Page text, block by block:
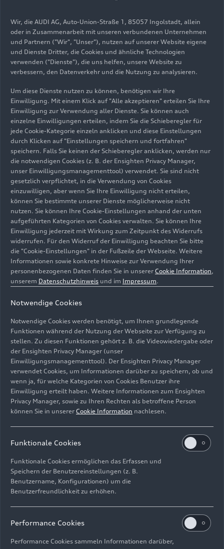
diesem Jahr zusammen mit dem Beitrag des
Unternehmens 280.000 Euro an 22 Institutionen
der Region. Die offizielle Spendenfeier fand am
17. Dezember im Audi Forum statt. 120 sozial
benachteiligte Kinder erhalten durch die
Weihnachtsgeschenk.
Mit 280.000 Euro unterstützt die Audi
Belegschaft Neckarsulm gemeinsam mit dem
Unternehmen mit ihrer jährlichen
Weihnachtsspende karitative Einrichtungen aus
der Region. Sie helfen damit sozial
benachteiligten Kinder, behinderten, älteren oder
armutsbetroffenen Menschen und Familien in
besonderen Situationen. Die Weihnachtsspende
wird in diesem Jahr am Standort Neckarsulm zum
48. Mal ausgeschüttet. Die Spende ergibt sich aus
Einzelspenden der Beschäftigten der AUDI AG,
der Audi BKK sowie einem zusätzlichen Beitrag
des Unternehmens.
Spendenübergabe im Audi
Forum
Am 17. Dezember übergab der stellvertretende
Betriebsratsvorsitzende Alexander Reinhart und
der Audi Personalvorstand Xavier Ros die Spende
an zehn ausgewählte karitative Einrichtungen der
Region. Alexander Reinhart lobte deren
Engagement: „Wir, der Betriebsrat und die
Belegschaft, bedanken uns für Ihre wertvolle
Arbeit für die Menschen in der Region. Diese ist
nicht selbstverständlich, aber so viel wert. Unsere
Spendenaktion aus voller Überzeugung.“
„Gesellschaftliches Engagement ist für uns bei
verantwortungsbewussten und nachhaltigen
Wirtschaftens“, sagt Xavier Ros. „Wir sind stolz
darauf, dass sich auch in diesem Jahr wieder so
viele Audianerinnen und Audianer engagieren und
Wir, die AUDI AG, Auto-Union-Straße 1, 85057 Ingolstadt, allein
oder in Zusammenarbeit mit unseren verbundenen Unternehmen
und Partnern ("Wir", "Unser"), nutzen auf unserer Website eigene
und Dienste Dritter, die Cookies und ähnliche Technologien
verwenden ("Dienste"), die uns helfen, unsere Website zu
verbessern, den Datenverkehr und die Nutzung zu analysieren.
Um diese Dienste nutzen zu können, benötigen wir Ihre
Einwilligung. Mit einem Klick auf "Alle akzeptieren" erteilen Sie Ihre
Einwilligung zur Verwendung aller Dienste. Sie können auch
einzelne Einwilligungen erteilen, indem Sie die Schieberegler für
jede Cookie-Kategorie einzeln anklicken und diese Einstellungen
durch Klicken auf "Einstellungen speichern und fortfahren"
speichern. Falls Sie keinen der Schieberegler anklicken, werden nur
die notwendigen Cookies (z. B. der Ensighten Privacy Manager,
unser Einwilligungsmanagementtool) verwendet. Sie sind nicht
gesetzlich verpflichtet, in die Verwendung von Cookies
einzuwilligen, aber wenn Sie Ihre Einwilligung nicht erteilen,
können Sie bestimmte unserer Dienste möglicherweise nicht
nutzen. Sie können Ihre Cookie-Einstellungen anhand der unten
aufgeführten Kategorien von Cookies verwalten. Sie können Ihre
Einwilligung jederzeit mit Wirkung zum Zeitpunkt des Widerrufs
widerrufen. Für den Widerruf der Einwilligung beachten Sie bitte
die "Cookie-Einstellungen" in der Fußzeile der Webseite. Weitere
Informationen sowie konkrete Hinweise zur Verwendung Ihrer
personenbezogenen Daten finden Sie in unserer Cookie Information,
unserem Datenschutzhinweis und im Impressum.
Notwendige Cookies
Notwendige Cookies werden benötigt, um Ihnen grundlegende
Funktionen während der Nutzung der Webseite zur Verfügung zu
stellen. Zu diesen Funktionen gehört z. B. die Videowiedergabe oder
der Ensighten Privacy Manager (unser
Einwilligungsmanagementtool). Der Ensighten Privacy Manager
verwendet Cookies, um Informationen darüber zu speichern, ob und
wenn ja, für welche Kategorien von Cookies Benutzer ihre
Einwilligung erteilt haben. Weitere Informationen zum Ensighten
Privacy Manager, sowie zu Ihren Rechten als betroffene Person
können Sie in unserer Cookie Information nachlesen.
Funktionale Cookies
Funktionale Cookies ermöglichen das Erfassen und
Speichern der Benutzereinstellungen (z. B.
Benutzername, Konfigurationen) um die
Benutzerfreundlichkeit zu erhöhen.
Performance Cookies
Performance Cookies sammeln Informationen darüber,